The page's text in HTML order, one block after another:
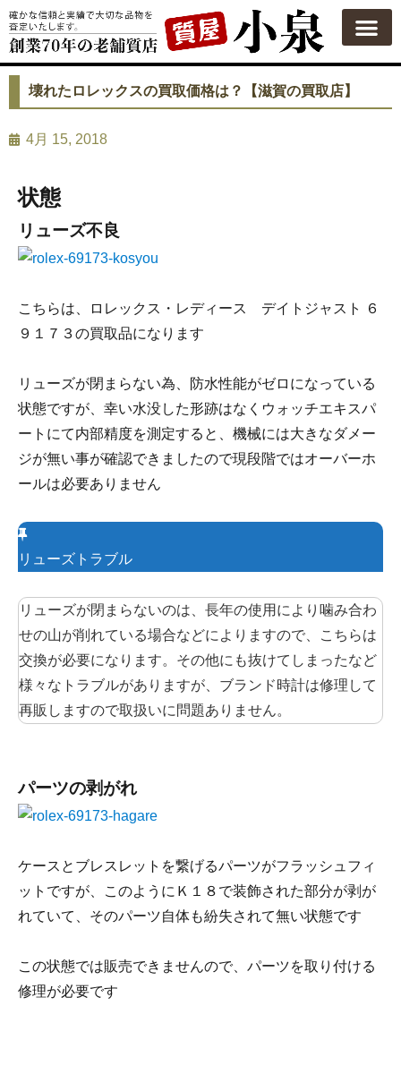
壊れたロレックスの買取価格は？【滋賀の買取店】
4月 15, 2018
状態
リューズ不良
こちらは、ロレックス・レディース デイトジャスト ６
９１７３の買取品になります
リューズが閉まらない為、防水性能がゼロになっている
状態ですが、幸い水没した形跡はなくウォッチエキスパ
ートにて内部精度を測定すると、機械には大きなダメー
ジが無い事が確認できましたので現段階ではオーバーホ
ールは必要ありません
リューズトラブル
リューズが閉まらないのは、長年の使用により噛み合わ
せの山が削れている場合などによりますので、こちらは
交換が必要になります。その他にも抜けてしまったなど
様々なトラブルがありますが、ブランド時計は修理して
再販しますので取扱いに問題ありません。
パーツの剥がれ
ケースとブレスレットを繋げるパーツがフラッシュフィ
ットですが、このようにＫ１８で装飾された部分が剥が
れていて、そのパーツ自体も紛失されて無い状態です
この状態では販売できませんので、パーツを取り付ける
修理が必要です